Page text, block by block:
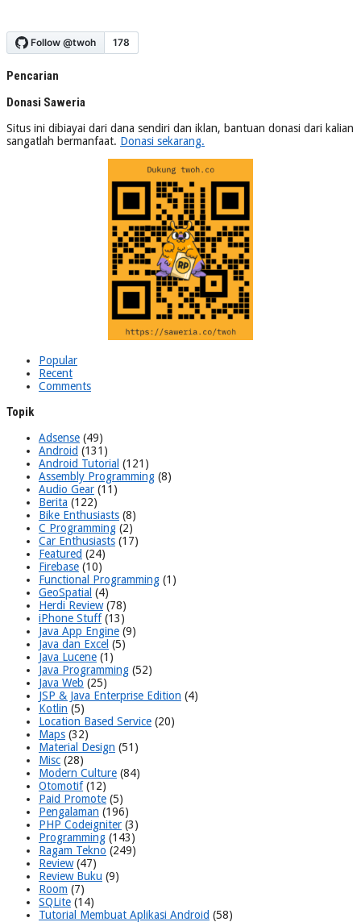
Pencarian
Donasi Saweria
Situs ini dibiayai dari dana sendiri dan iklan, bantuan donasi dari kalian
sangatlah bermanfaat. Donasi sekarang.
Popular
Recent
Comments
Topik
Adsense (49)
Android (131)
Android Tutorial (121)
Assembly Programming (8)
Audio Gear (11)
Berita (122)
Bike Enthusiasts (8)
C Programming (2)
Car Enthusiasts (17)
Featured (24)
Firebase (10)
Functional Programming (1)
GeoSpatial (4)
Herdi Review(78)
iPhone Stuff(13)
Java App Engine (9)
Java dan Excel (5)
Java Lucene (1)
Java Programming (52)
Java Web (25)
JSP & Java Enterprise Edition (4)
Kotlin (5)
Location Based Service (20)
Maps (32)
Material Design (51)
Misc (28)
Modern Culture (84)
Otomotif(12)
Paid Promote (5)
Pengalaman (196)
PHP Codeigniter (3)
Programming (143)
Ragam Tekno (249)
Review(47)
Review Buku (9)
Room (7)
SQLite (14)
Tutorial Membuat Aplikasi Android (58)